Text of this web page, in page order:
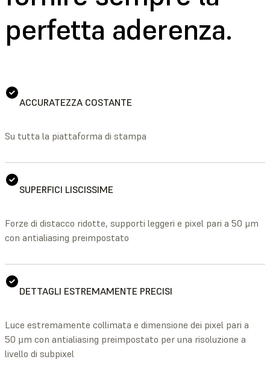
perfetta aderenza.
ACCURATEZZA COSTANTE
Su tutta la piattaforma di stampa
SUPERFICI LISCISSIME
Forze di distacco ridotte, supporti leggeri e pixel pari a 50 μm
con antialiasing preimpostato
DETTAGLI ESTREMAMENTE PRECISI
Luce estremamente collimata e dimensione dei pixel pari a
50 µm con antialiasing preimpostato per una risoluzione a
livello di subpixel